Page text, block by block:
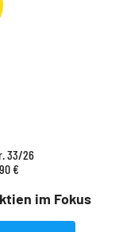
im Fokus
33/26
€